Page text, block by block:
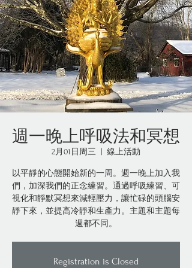
週一晚上呼吸法和冥想
2月01日周三 線上活動
以平靜的心態開始新的一周。週一晚上加入我
們，加深我們的正念練習。通過呼吸練習、可
視化和靜默冥想來減輕壓力，讓忙碌的頭腦安
靜下來，並提高冷靜和生產力。主題和主題每
週都不同。
Registration is Closed